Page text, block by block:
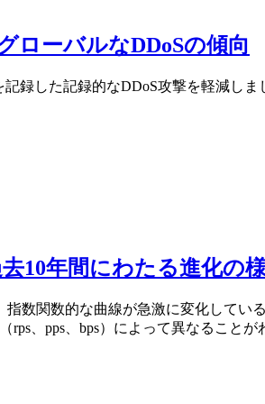
ローバルなDDoSの傾向
録した記録的なDDoS攻撃を軽減しま
10年間にわたる進化の
数関数的な曲線が急激に変化してい
、pps、bps）によって異なることが